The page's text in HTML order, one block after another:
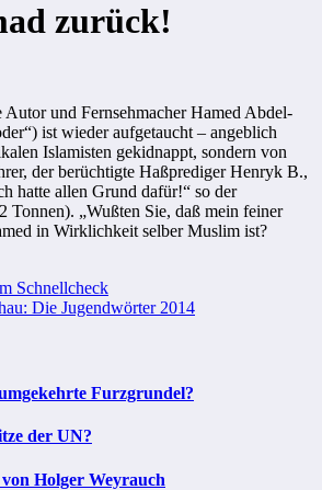
zurück!
Autor und Fernsehmacher Hamed Abdel-
ist wieder aufgetaucht – angeblich
Islamisten gekidnappt, sondern von
der berüchtigte Haßprediger Henryk B.,
hatte allen Grund dafür!“ so der
Tonnen). „Wußten Sie, daß mein feiner
in Wirklichkeit selber Muslim ist?
Schnellcheck
Die Jugendwörter 2014
Furzgrundel?
der UN?
Holger Weyrauch